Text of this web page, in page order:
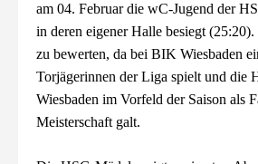
am 04. Februar die wC-Jugend der
in deren eigener Halle besiegt
zu bewerten, da bei BIK Wiesbaden
Torjägerinnen der Liga spielt und die
Wiesbaden im Vorfeld der Saison als
Meisterschaft galt.